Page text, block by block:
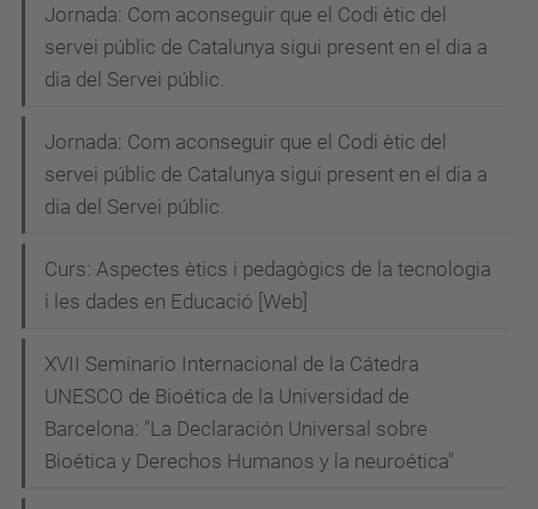
Jornada: Com aconseguir que el Codi ètic del
servei públic de Catalunya sigui present en el dia a
dia del Servei públic.
Jornada: Com aconseguir que el Codi ètic del
servei públic de Catalunya sigui present en el dia a
dia del Servei públic.
Curs: Aspectes ètics i pedagògics de la tecnologia
i les dades en Educació [Web]
XVII Seminario Internacional de la Cátedra
UNESCO de Bioética de la Universidad de
Barcelona: "La Declaración Universal sobre
Bioética y Derechos Humanos y la neuroética"